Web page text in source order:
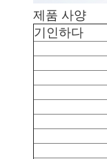
제품 사양
기인하다